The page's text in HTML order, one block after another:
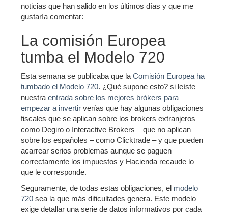
noticias que han salido en los últimos días y que me
gustaría comentar:
La comisión Europea
tumba el Modelo 720
Esta semana se publicaba que la Comisión Europea ha
tumbado el Modelo 720. ¿Qué supone esto? si leíste
nuestra entrada sobre los mejores brókers para
empezar a invertir verías que hay algunas obligaciones
fiscales que se aplican sobre los brokers extranjeros –
como Degiro o Interactive Brokers – que no aplican
sobre los españoles – como Clicktrade – y que pueden
acarrear serios problemas aunque se paguen
correctamente los impuestos y Hacienda recaude lo
que le corresponde.
Seguramente, de todas estas obligaciones, el modelo
720 sea la que más dificultades genera. Este modelo
exige detallar una serie de datos informativos por cada